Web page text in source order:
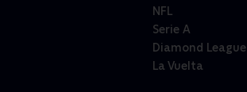
NFL
Serie A
Diamond League
La Vuelta